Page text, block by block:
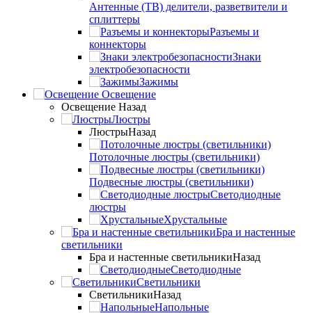
Антенные (ТВ) делители, разветвители и
сплиттеры
Разъемы и
коннекторы
Знаки
электробезопасности
Зажимы
Освещение
Освещение Назад
Люстры
ЛюстрыНазад
Потолочные люстры (светильники)
Подвесные люстры (светильники)
Светодиодные
люстры
Хрустальные
Бра и настенные
светильники
Бра и настенные светильникиНазад
Светодиодные
Светильники
СветильникиНазад
Напольные